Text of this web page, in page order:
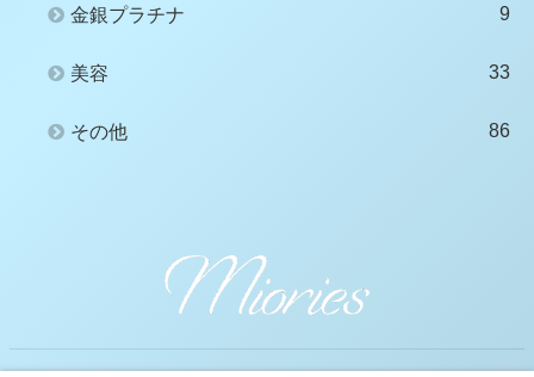
金銀プラチナ 9
美容 33
その他 86